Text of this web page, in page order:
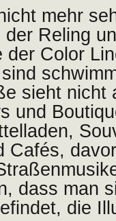
mehr
Reling
der Color
sieht nicht
und
Cafés,
dass man
die